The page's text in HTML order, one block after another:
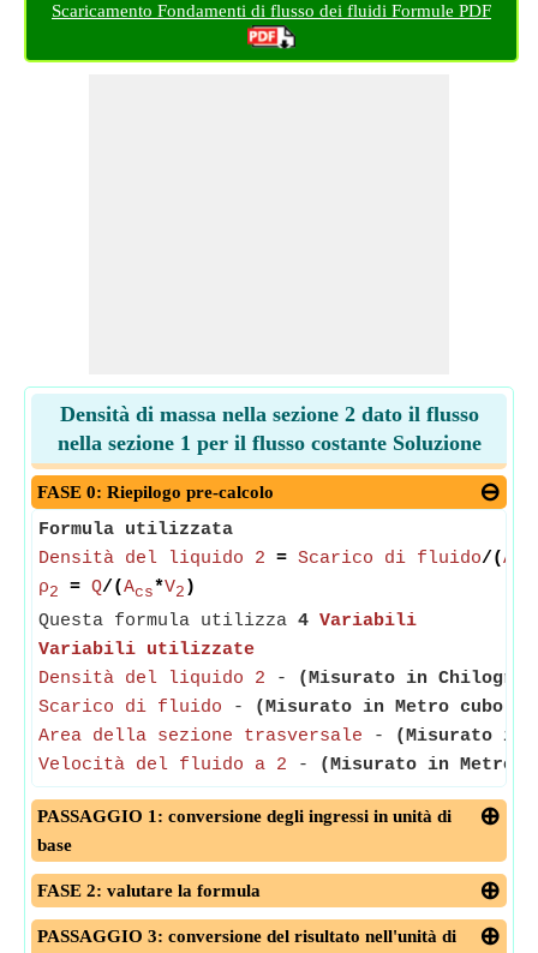
Scaricamento Fondamenti di flusso dei fluidi Formule PDF
Densità di massa nella sezione 2 dato il flusso
nella sezione 1 per il flusso costante Soluzione
FASE 0: Riepilogo pre-calcolo
Formula utilizzata
Densità del liquido 2 = Scarico di fluido/(
ρ2 = Q/(Acs*V2 )
Questa formula utilizza 4 Variabili
Variabili utilizzate
Densità del liquido 2 -
(Misurato in
Scarico di fluido -
(Misurato in Metro cubo al
Area della sezione trasversale -
(Misurato in
Velocità del fluido a 2 - (Misurato in Metro
PASSAGGIO 1: conversione degli ingressi in unità di
base
FASE 2: valutare la formula
PASSAGGIO 3: conversione del risultato nell'unità di